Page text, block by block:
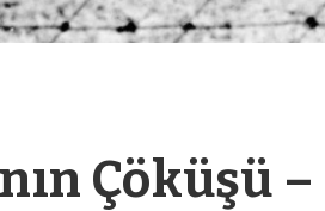
Çöküşü –